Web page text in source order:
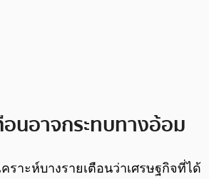
อนอาจกระทบทางอ้อม
ราะห์บางรายเตือนว่าเศรษฐกิจที่ได้